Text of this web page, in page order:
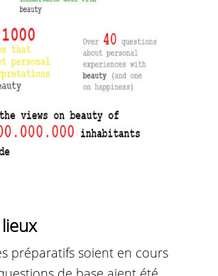
préparatifs soient en cours